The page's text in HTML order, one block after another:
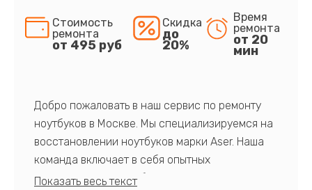
Стоимость
ремонта
от 495 руб
Скидка
до
20%
Время
ремонта
от 20
мин
Добро пожаловать в наш сервис по ремонту
ноутбуков в Москве. Мы специализируемся на
восстановлении ноутбуков марки Aser. Наша
команда включает в себя опытных
профессионалов с обширными знаниями и